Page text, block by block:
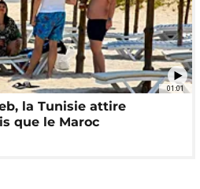
01:01
la Tunisie attire
que le Maroc